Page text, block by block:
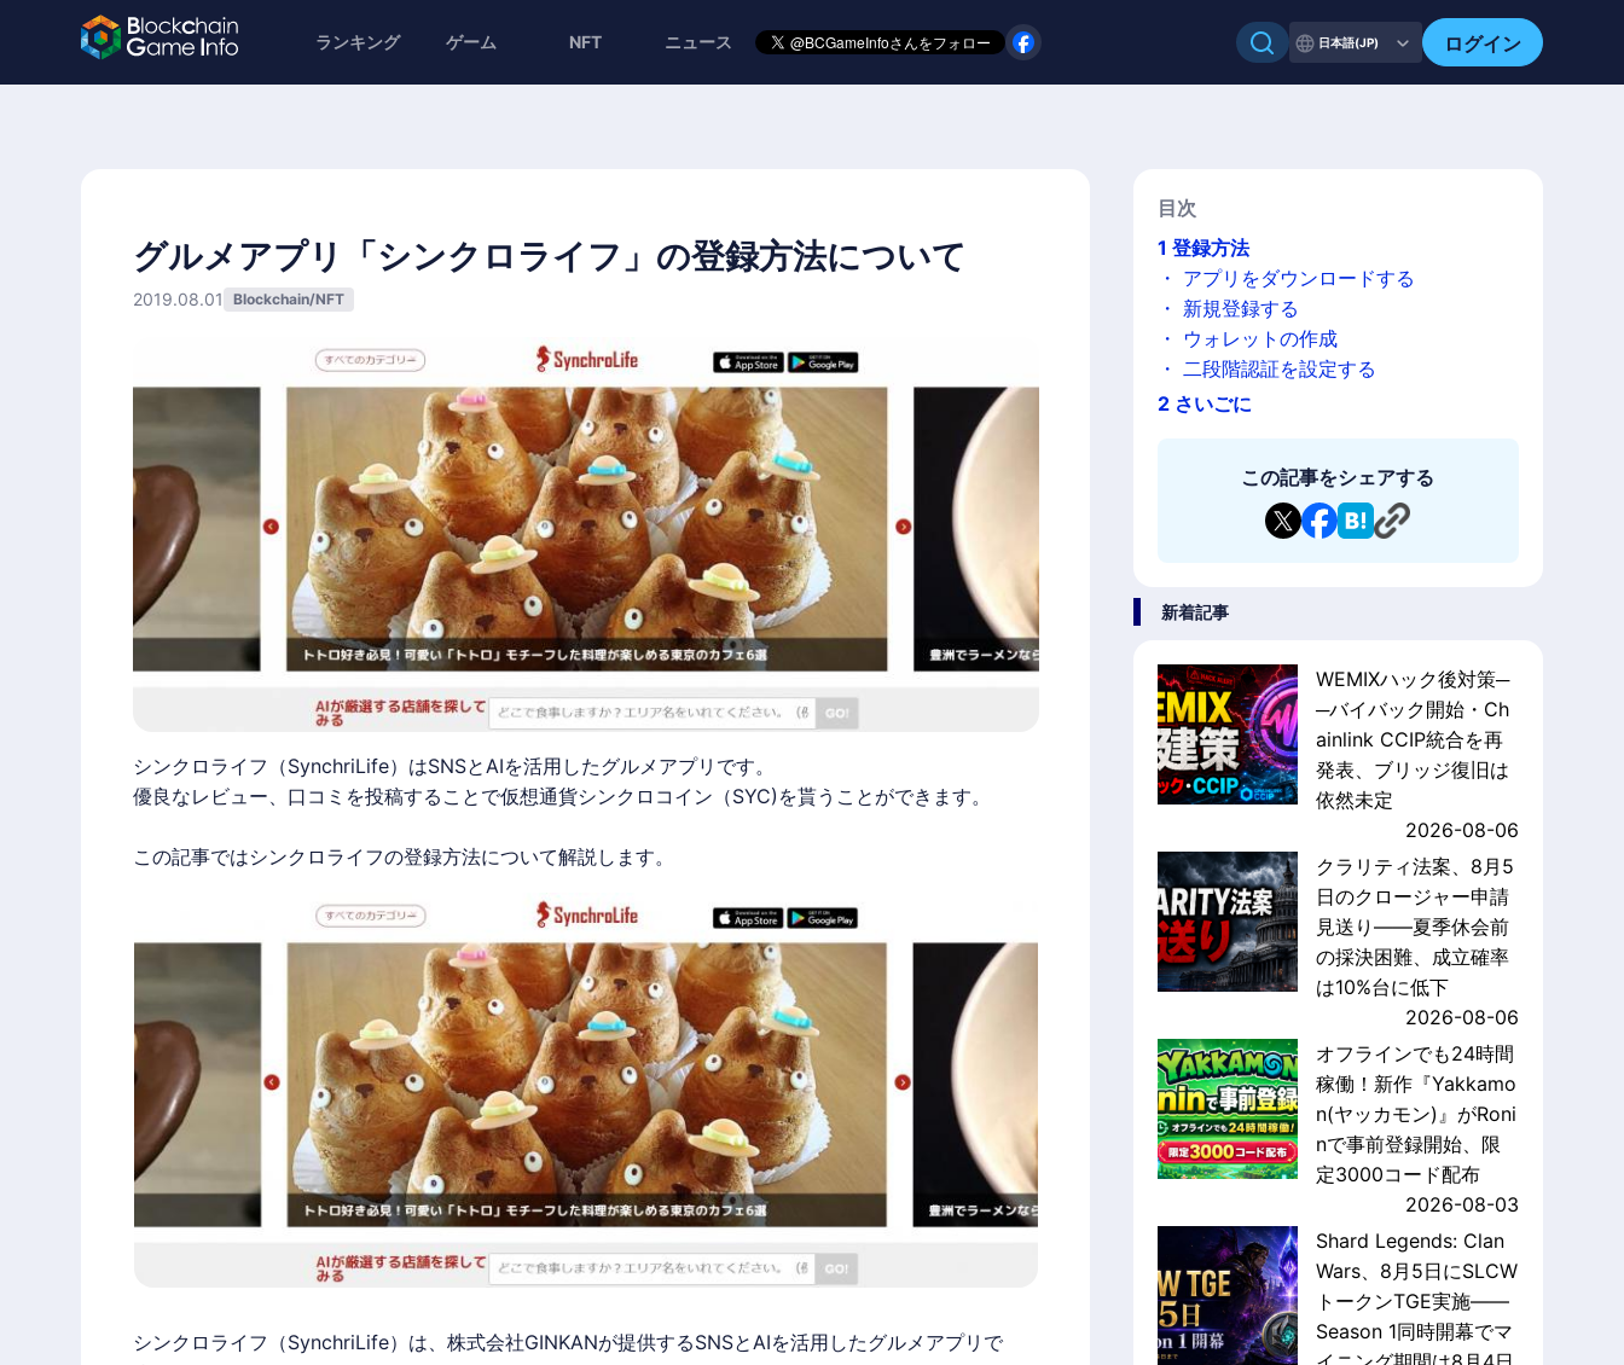
ランキング ゲーム NFT ニュース 日本語(JP) ログイン
グルメアプリ「シンクロライフ」の登録方法について
2019.08.01 Blockchain/NFT
シンクロライフ（SynchriLife）はSNSとAIを活用したグルメアプリです。
優良なレビュー、口コミを投稿することで仮想通貨シンクロコイン（SYC)を貰うことができます。
この記事ではシンクロライフの登録方法について解説します。
シンクロライフ （SynchriLife）は、株式会社GINKANが提供するSNSとAIを活用したグルメアプリで
目次
1登録方法
・ アプリをダウンロードする
・ 新規登録する
・ ウォレットの作成
・二段階認証を設定する
2 さいごに
この記事をシェアする
新着記事
WEMIXハック後対策─
─バイバック開始・Ch
ainlink CCIP統合を再
発表、ブリッジ復旧は
依然未定
2026-08-06
クラリティ法案、8月5
日のクロージャー申請
見送り——夏季休会前
の採決困難、成立確率
は10%台に低下
2026-08-06
オフラインでも24時間
稼働！新作『Yakkamo
n(ヤッカモン)』がRoni
nで事前登録開始、限
定3000コード配布
2026-08-03
Shard Legends: Clan
Wars、8月5日にSLCW
トークンTGE実施——
Season 1同時開幕でマ